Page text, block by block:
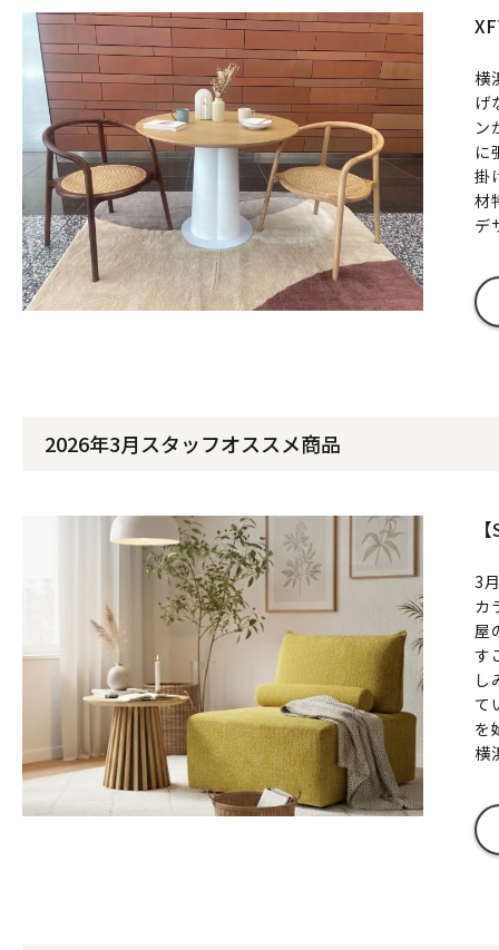
横
げ
ン
に
掛
材
デ
2026年3月スタッフオススメ商品
3
カ
屋
す
し
て
を
横